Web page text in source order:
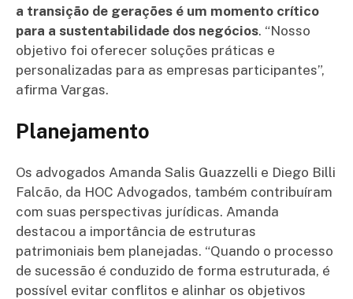
a transição de gerações é um momento crítico
para a sustentabilidade dos negócios. “Nosso
objetivo foi oferecer soluções práticas e
personalizadas para as empresas participantes”,
afirma Vargas.
Planejamento
Os advogados Amanda Salis Guazzelli e Diego Billi
Falcão, da HOC Advogados, também contribuíram
com suas perspectivas jurídicas. Amanda
destacou a importância de estruturas
patrimoniais bem planejadas. “Quando o processo
de sucessão é conduzido de forma estruturada, é
possível evitar conflitos e alinhar os objetivos